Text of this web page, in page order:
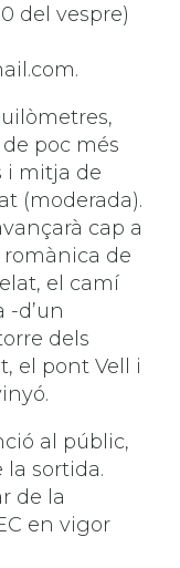
del vespre)
poc més
i mitja de
(moderada).
cap a
romànica de
el camí
d’un
dels
el pont Vell i
al públic,
la sortida.
de la
en vigor